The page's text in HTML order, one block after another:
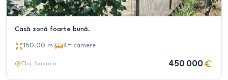
Casă zonă foarte bună.
150.00 m² 4+ camere
Cluj-Napoca 450 000